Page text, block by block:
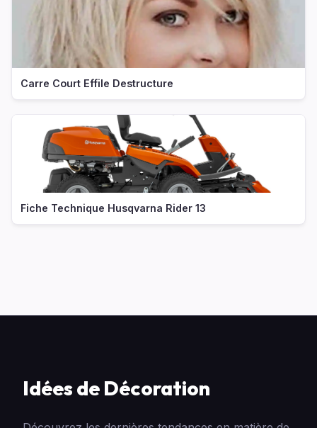
Carre Court Effile Destructure
Fiche Technique Husqvarna Rider 13
Idées de Décoration